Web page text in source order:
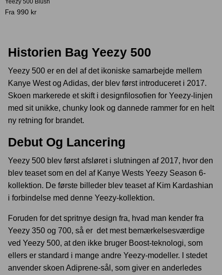
Fra 990 kr
Historien Bag Yeezy 500
Yeezy 500 er en del af det ikoniske samarbejde mellem
Kanye Westog Adidas, der blev først introduceret i 2017.
Skoen markerede et skift i designfilosofien for Yeezy-linjen
med sit unikke, chunky look og dannede rammer for en helt
ny retning for brandet.
Debut Og Lancering
Yeezy 500 blev først afsløret i slutningen af 2017, hvor den
blev teaset som en del af Kanye Wests Yeezy Season 6-
kollektion. De første billeder blev teaset af Kim Kardashian
i forbindelse med denne Yeezy-kollektion.
Foruden for det spritnye design fra, hvad man kender fra
Yeezy 350 og 700, så er det mest bemærkelsesværdige
ved Yeezy 500, at den ikke bruger Boost-teknologi, som
ellers er standard i mange andre Yeezy-modeller. I stedet
anvender skoen Adiprene-sål, som giver en anderledes